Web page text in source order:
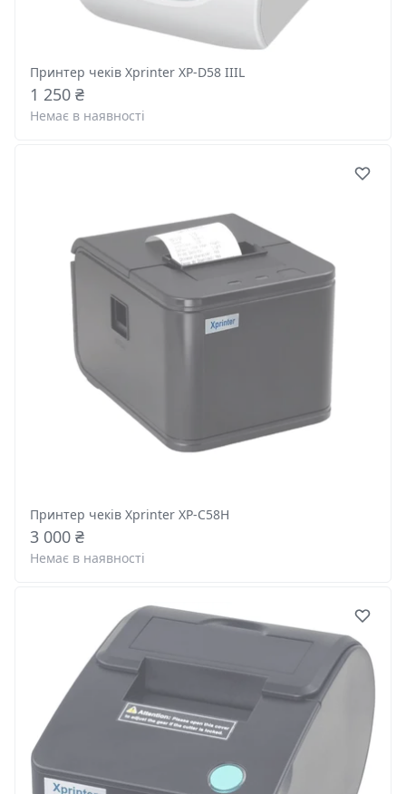
Принтер чеків Xprinter XP-D58 IIIL
1 250 ₴
Немає в наявності
Принтер чеків Xprinter XP-C58H
3 000 ₴
Немає в наявності